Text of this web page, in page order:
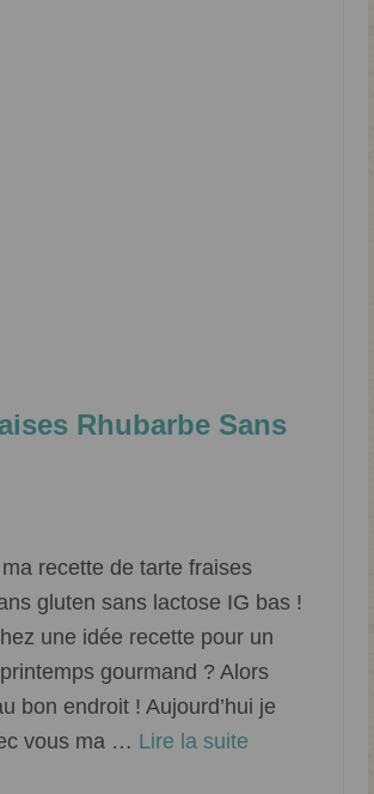
Rhubarbe Sans
recette de tarte fraises
gluten sans lactose IG bas !
une idée recette pour un
gourmand ? Alors
bon endroit ! Aujourd’hui je
vous ma … Lire la suite­­